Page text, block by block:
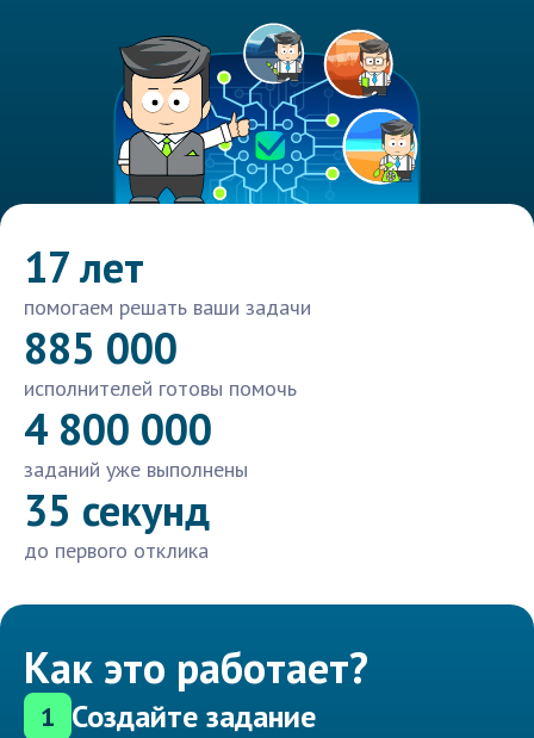
17 лет
помогаем решать ваши задачи
885 000
исполнителей готовы помочь
4 800 000
заданий уже выполнены
35 секунд
до первого отклика
Как это работает?
1 Создайте задание